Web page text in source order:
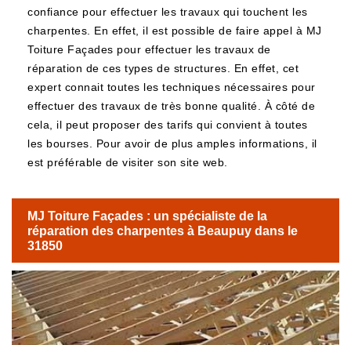
confiance pour effectuer les travaux qui touchent les
charpentes. En effet, il est possible de faire appel à MJ
Toiture Façades pour effectuer les travaux de
réparation de ces types de structures. En effet, cet
expert connait toutes les techniques nécessaires pour
effectuer des travaux de très bonne qualité. À côté de
cela, il peut proposer des tarifs qui convient à toutes
les bourses. Pour avoir de plus amples informations, il
est préférable de visiter son site web.
MJ Toiture Façades : un spécialiste de la
réparation des charpentes à Beaupuy dans le
31850